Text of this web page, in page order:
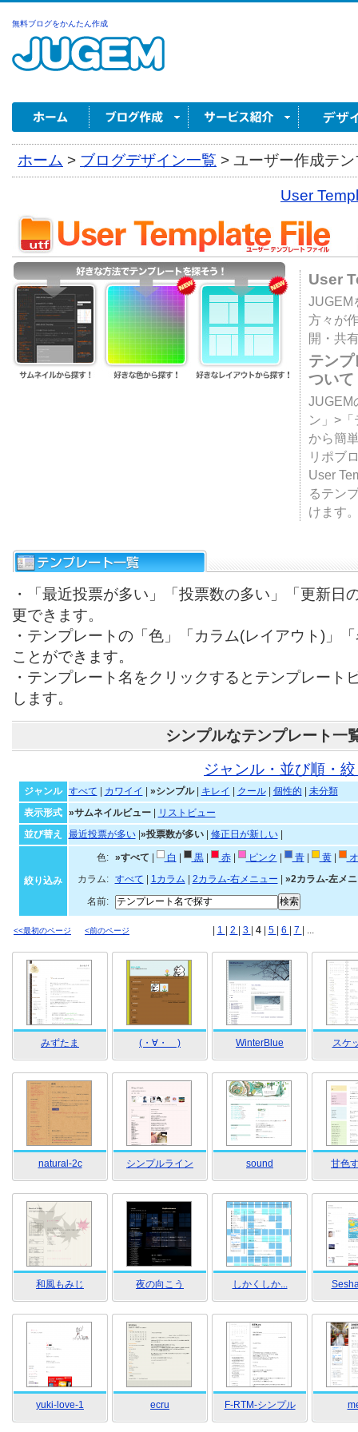
無料ブログをかんたん作成
ホーム > ブログデザイン一覧 > ユーザー作成テ
User
User
JUGEM
方々が
開・共
テン
ついて
JUGEM
ン」>
から簡
リポブ
User
るテン
けます
・「最近投票が多い」「投票数の多い」「更新日
更できます。
・テンプレートの「色」「カラム(レイアウト)」
ことができます。
・テンプレート名をクリックするとテンプレート
します。
シンプルなテンプレート一
ジャンル・並び順・
ジャンル すべて カワイイ »シンプル| キレイ クール| 個性的
未分類
表示形式
»サムネイルビュー|
リストビュー
並び替え
最近投票が多い| »投票数が多い| 修正日が新しい|
絞り込み
色: »すべて 白 黒| 赤| ピンク 青| 黄|
カラム:
すべて 1カラム 2カラム-右メニュー
»2カラム-左メ
名前:
<<最初のページ <前のページ 1 2 3 4 5 6 7 | ...
みずたま (・∀・ ) WinterBlue スケ
natural-2c シンプルライン sound 甘色
和風もみじ 夜の向こう しかくしか...
yuki-love-1 ecru F-RTM-シンプル